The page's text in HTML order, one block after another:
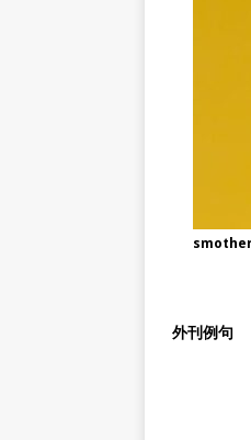
smother
外刊例句